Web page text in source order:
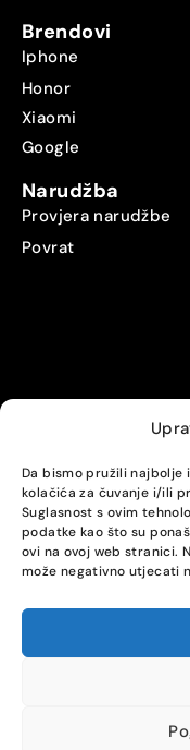
Da bismo pružili najbolje
kolačića za čuvanje i/ili
Suglasnost s ovim
podatke kao što su
ovi na ovoj web stranici.
može negativno utjecati
Brendovi
Iphone
Honor
Xiaomi
Google
Narudžba
Provjera narudžbe
Povrat
© Alpha